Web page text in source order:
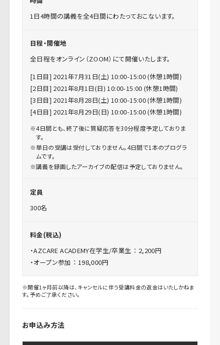
1日4時間の講義を全4日間にわたっておこないます。
日程・開催地
全日程をオンライン（ZOOM）にて開催いたします。
[1日目] 2021年7月31日(土) 10:00-15:00 (休憩1時間)
[2日目] 2021年8月1日(日) 10:00-15:00 (休憩1時間)
[3日目] 2021年8月28日(土) 10:00-15:00 (休憩1時間)
[4日目] 2021年8月29日(日) 10:00-15:00 (休憩1時間)
※4日間とも、終了後に質疑応答を30分程度予定しておりま
す。
※単日の受講は受付しておりません。4日間で1本のプログラ
ムです。
※講義を録画したアーカイブの配信は予定しておりません。
定員
300名
料金(税込)
・AZCARE ACADEMY在学生/卒業生 ： 2,200円
・オープン参加 ： 198,000円
※開催1ヶ月前以降は、キャンセルに伴う受講料金の返金はいたしかねま
す。予めご了承ください。
お申込み方法